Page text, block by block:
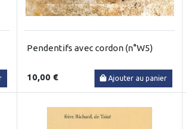
Pendentifs avec cordon (n°W5)
10,00 € Ajouter au panier